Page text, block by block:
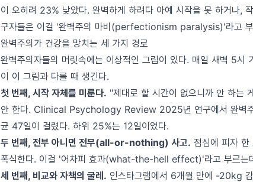
이 오히려 23% 낮았다. 완벽하게 하려다 아예 시작을 못 하거나,
구자들은 이걸 '완벽주의 마비(perfectionism paralysis)'라고
완벽주의가 건강을 망치는 세 가지 경로
완벽주의자들의 머릿속에는 이상적인 그림이 있다. 매일 새벽 5시
이 이 그림과 다를 때 생긴다.
첫 번째, 시작 자체를 미룬다. "제대로 할 시간이 없으니까 안 하는
안 한다. Clinical Psychology Review 2025년 연구에서 완벽주
균 47일이 걸렸다. 하위 25%는 12일이었다.
두 번째, 전부 아니면 전무(all-or-nothing) 사고. 점심에 피자 한
폭식한다. 이걸 '어차피 효과(what-the-hell effect)'라고 부르는
세 번째, 비교와 자책의 굴레. 인스타그램에서 6개월 만에 -20kg